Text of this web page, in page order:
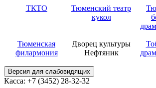
ТКТО
Тюменский театр
кукол
Тюменская
филармония
Дворец культуры
Нефтяник
Версия для слабовидящих
Касса: +7 (3452) 28-32-32